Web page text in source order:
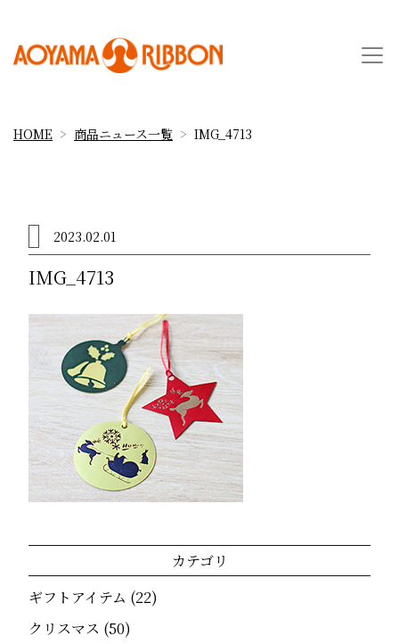
HOME 商品ニュース一覧 IMG_4713
2023.02.01
IMG_4713
カテゴリ
ギフトアイテム (22)
クリスマス (50)